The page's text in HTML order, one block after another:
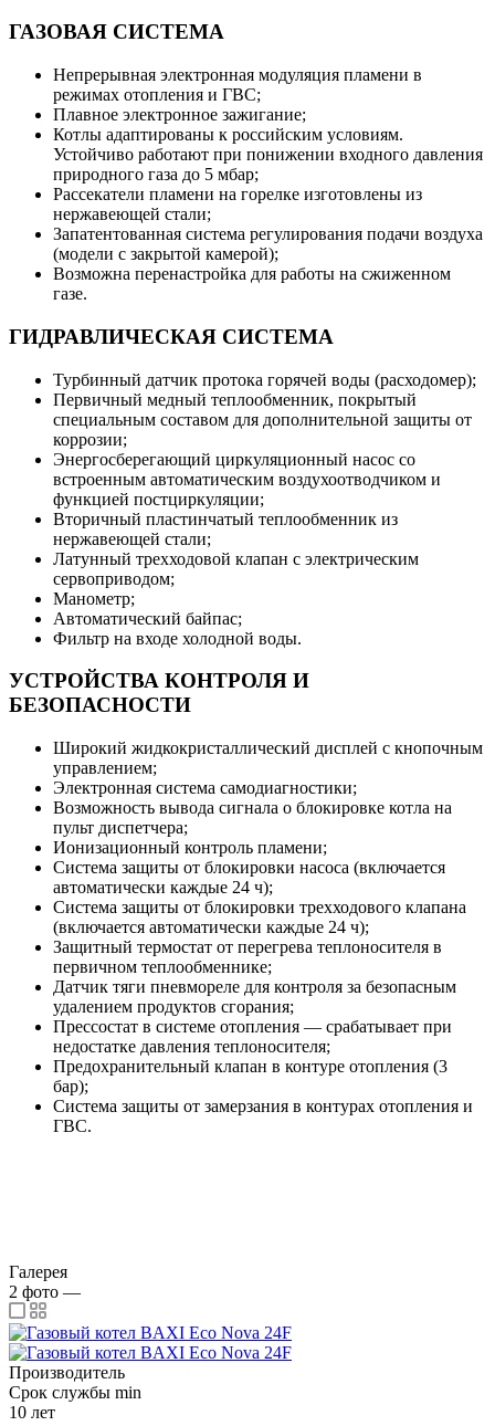
ГАЗОВАЯ СИСТЕМА
Непрерывная электронная модуляция пламени в
режимах отопления и ГВС;
Плавное электронное зажигание;
Котлы адаптированы к российским условиям.
Устойчиво работают при понижении входного давления
природного газа до 5 мбар;
Рассекатели пламени на горелке изготовлены из
нержавеющей стали;
Запатентованная система регулирования подачи воздуха
(модели с закрытой камерой);
Возможна перенастройка для работы на сжиженном
газе.
ГИДРАВЛИЧЕСКАЯ СИСТЕМА
Турбинный датчик протока горячей воды (расходомер);
Первичный медный теплообменник, покрытый
специальным составом для дополнительной защиты от
коррозии;
Энергосберегающий циркуляционный насос со
встроенным автоматическим воздухоотводчиком и
функцией постциркуляции;
Вторичный пластинчатый теплообменник из
нержавеющей стали;
Латунный трехходовой клапан с электрическим
сервоприводом;
Манометр;
Автоматический байпас;
Фильтр на входе холодной воды.
УСТРОЙСТВА КОНТРОЛЯ И
БЕЗОПАСНОСТИ
Широкий жидкокристаллический дисплей с кнопочным
управлением;
Электронная система самодиагностики;
Возможность вывода сигнала о блокировке котла на
пульт диспетчера;
Ионизационный контроль пламени;
Система защиты от блокировки насоса (включается
автоматически каждые 24 ч);
Система защиты от блокировки трехходового клапана
(включается автоматически каждые 24 ч);
Защитный термостат от перегрева теплоносителя в
первичном теплообменнике;
Датчик тяги пневмореле для контроля за безопасным
удалением продуктов сгорания;
Прессостат в системе отопления — срабатывает при
недостатке давления теплоносителя;
Предохранительный клапан в контуре отопления (3
бар);
Система защиты от замерзания в контурах отопления и
ГВС.
Галерея
2 фото —
Производитель
Срок службы min
10 лет